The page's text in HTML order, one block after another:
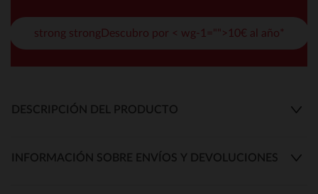
strong strongDescubro por < wg-1="">10€ al año*
DESCRIPCIÓN DEL PRODUCTO
INFORMACIÓN SOBRE ENVÍOS Y DEVOLUCIONES